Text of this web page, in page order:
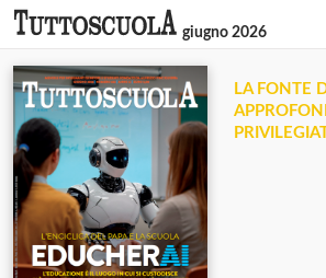
giugno 2026
LA FONTE